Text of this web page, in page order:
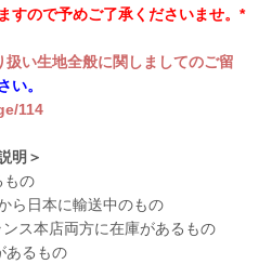
すので予めご了承くださいませ。*
扱い生地全般に関しましてのご留
い。
114
明＞
もの
ら日本に輸送中のもの
ス本店両方に在庫があるもの
あるもの